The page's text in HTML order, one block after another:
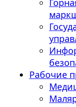
Рабочие